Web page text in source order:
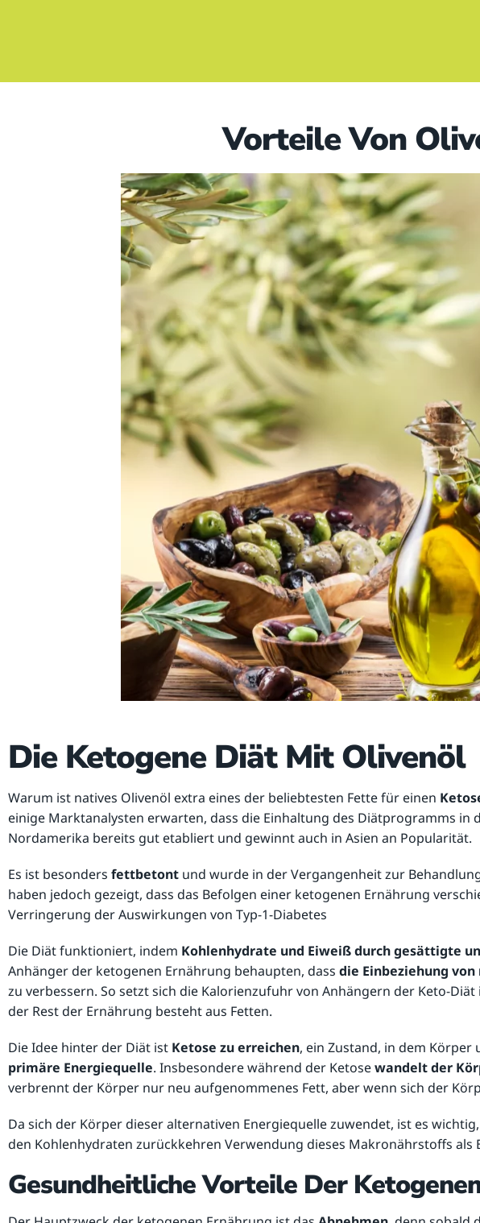
Vorteile Von
Die Ketogene Diät Mit Olivenöl
Warum ist natives Olivenöl extra eines der beliebtesten Fette für einen
einige Marktanalysten erwarten, dass die Einhaltung des Diätprogramms in
Nordamerika bereits gut etabliert und gewinnt auch in Asien an Popularität.
Es ist besonders fettbetont und wurde in der Vergangenheit zur
haben jedoch gezeigt, dass das Befolgen einer ketogenen Ernährung
Verringerung der Auswirkungen von Typ-1-Diabetes
Die Diät funktioniert, indem Kohlenhydrate und Eiweiß durch gesättigte
Anhänger der ketogenen Ernährung behaupten, dass die Einbeziehung
zu verbessern. So setzt sich die Kalorienzufuhr von Anhängern der Keto-
der Rest der Ernährung besteht aus Fetten.
Die Idee hinter der Diät ist Ketose zu erreichen, ein Zustand, in dem
primäre Energiequelle. Insbesondere während der Ketosewandelt der
verbrennt der Körper nur neu aufgenommenes Fett, aber wenn sich der
Da sich der Körper dieser alternativen Energiequelle zuwendet, ist es wichtig,
den Kohlenhydraten zurückkehren Verwendung dieses Makronährstoffs als
Gesundheitliche Vorteile Der